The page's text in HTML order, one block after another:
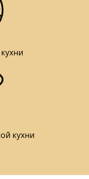
кухни